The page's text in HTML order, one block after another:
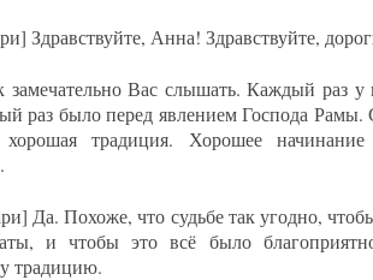
Здравствуйте, Анна! Здравствуйте,
замечательно Вас слышать. Каждый раз
раз было перед явлением Господа
традиция. Хорошее
Да. Похоже, что судьбе так угодно,
и чтобы это всё было
традицию.